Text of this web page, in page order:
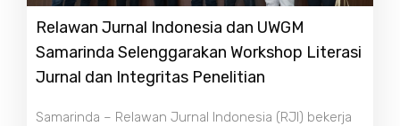
Relawan Jurnal Indonesia dan UWGM
Samarinda Selenggarakan Workshop Literasi
Jurnal dan Integritas Penelitian
Samarinda – Relawan Jurnal Indonesia (RJI) bekerja